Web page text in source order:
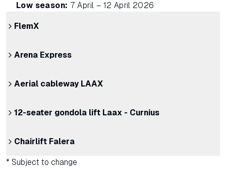
Low season: 7 April – 12 April 2026
FlemX
Arena Express
Aerial cableway LAAX
12-seater gondola lift Laax - Curnius
Chairlift Falera
* Subject to change